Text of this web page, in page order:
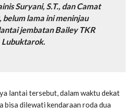
Suryani, S.T., dan Camat
lama ini meninjau
jembatan Bailey TKR
Lubuktarok.
lantai tersebut, dalam waktu dekat
bisa dilewati kendaraan roda dua